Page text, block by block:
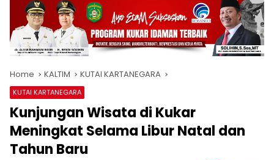
Home KALTIM KUTAI KARTANEGARA
KUTAI KARTANEGARA
Kunjungan Wisata di Kukar
Meningkat Selama Libur Natal dan
Tahun Baru